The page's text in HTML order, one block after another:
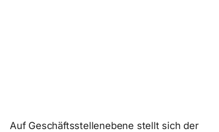
Auf Geschäftsstellenebene stellt sich der